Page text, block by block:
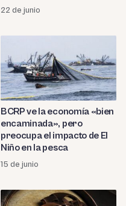
22 de junio
BCRP ve la economía «bien
encaminada», pero
preocupa el impacto de El
Niño en la pesca
15 de junio